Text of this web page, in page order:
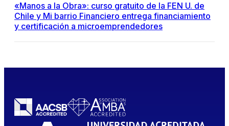
«Manos a la Obra»: curso gratuito de la FEN U. de
Chile y Mi barrio Financiero entrega financiamiento
y certificación a microemprendedores